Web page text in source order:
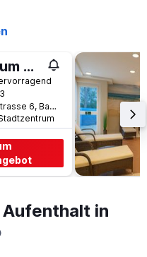
Hotel Zum Steinhof
3
Wirbacher Strasse 6, Bad Blankenburg, Thüringen, Deutschland
in